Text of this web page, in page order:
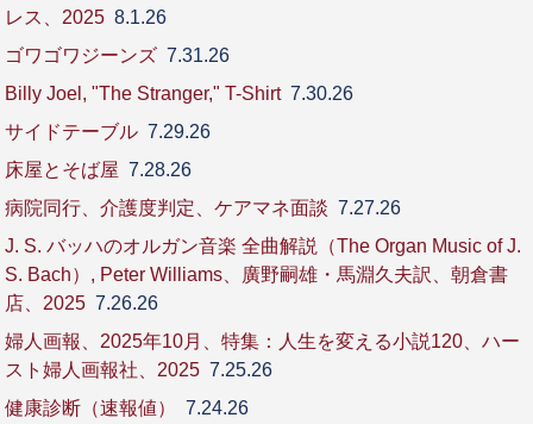
レス、2025 8.1.26
ゴワゴワジーンズ 7.31.26
Billy Joel, "The Stranger," T-Shirt7.30.26
サイドテーブル 7.29.26
床屋とそば屋 7.28.26
病院同行、介護度判定、ケアマネ面談 7.27.26
J. S. バッハのオルガン音楽 全曲解説（The Organ Music of J.
S. Bach）, Peter Williams、廣野嗣雄・馬淵久夫訳、朝倉書
店、2025 7.26.26
婦人画報、2025年10月、特集：人生を変える小説120、ハー
スト婦人画報社、2025 7.25.26
健康診断（速報値）
7.24.26